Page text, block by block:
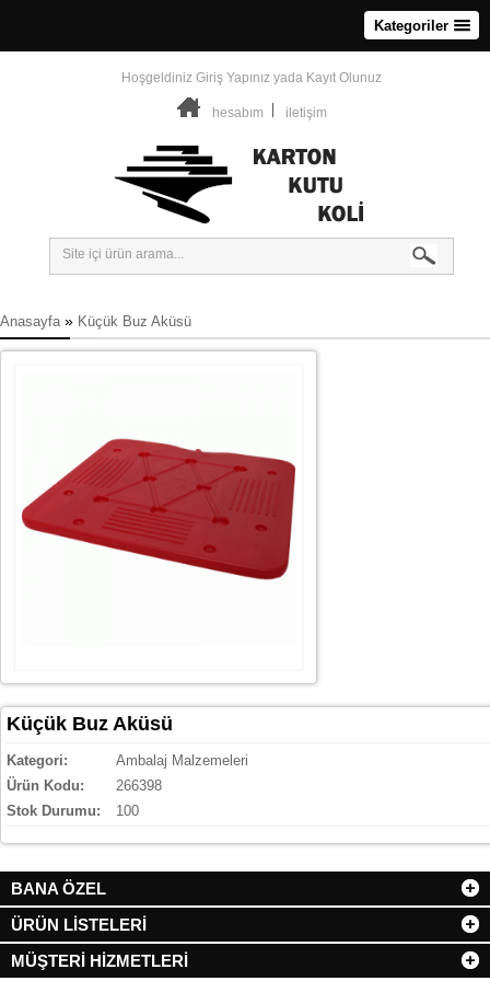
Kategoriler
Hoşgeldiniz Giriş Yapınız yada Kayıt Olunuz
hesabım iletişim
Anasayfa » Küçük Buz Aküsü
Küçük Buz Aküsü
Kategori:
Ambalaj Malzemeleri
Ürün Kodu:
266398
Stok Durumu:
100
BANA ÖZEL
ÜRÜN LİSTELERİ
MÜŞTERİ HİZMETLERİ